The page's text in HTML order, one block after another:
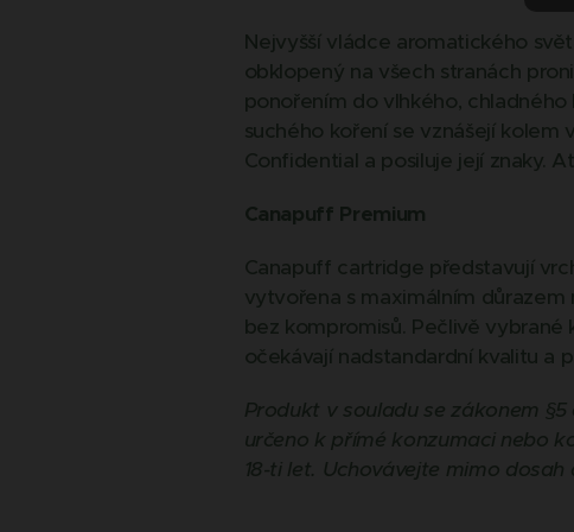
Nejvyšší vládce aromatického
obklopený na všech stranách
ponořením do vlhkého,
suchého koření se vznášejí kolem
Confidential a posiluje její znaky. Ať
Canapuff Premium
Canapuff cartridge představují
vytvořena s maximálním
bez kompromisů. Pečlivě vybrané
očekávají nadstandardní kvalitu a
Produkt v souladu se zákonem
určeno k přímé konzumaci nebo
18-ti let. Uchovávejte mimo dosah